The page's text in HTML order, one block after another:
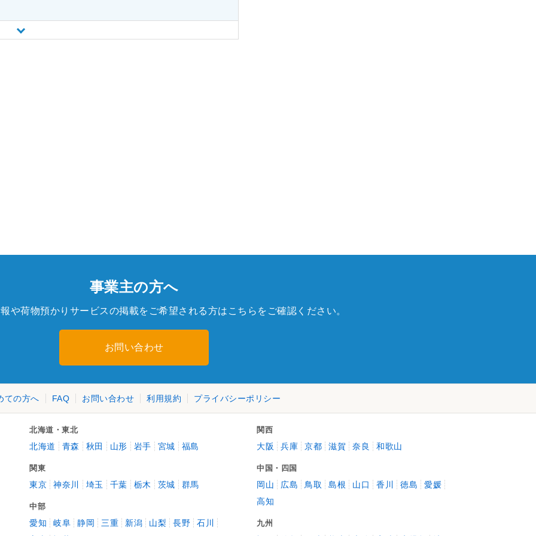
事業主の方へ
や荷物預かりサービスの掲載をご希望される方はこちらをご確認ください。
お問い合わせ
ての方へ FAQ お問い合わせ 利用規約 プライバシーポリシー
北海道・東北
北海道 青森 秋田 山形 岩手 宮城 福島
関東
東京 神奈川 埼玉 千葉 栃木 茨城 群馬
中部
愛知 岐阜 静岡 三重 新潟 山梨 長野
石川
関西
大阪 兵庫 京都 滋賀 奈良 和歌山
中国・四国
岡山 広島 鳥取 島根 山口 香川 徳島
愛媛
高知
九州